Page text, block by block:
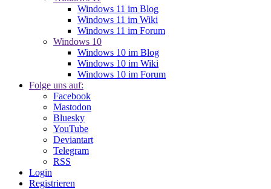
Windows 11 im Blog
Windows 11 im Wiki
Windows 11 im Forum
Windows 10
Windows 10 im Blog
Windows 10 im Wiki
Windows 10 im Forum
Folge uns auf:
Facebook
Mastodon
Bluesky
YouTube
Deviantart
Telegram
RSS
Login
Registrieren